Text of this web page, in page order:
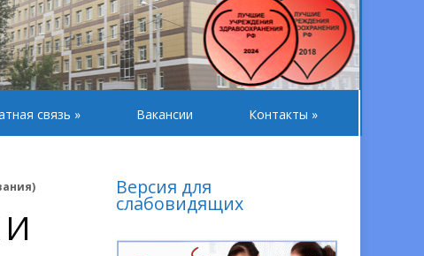
связь » Вакансии Контакты »
Версия для
слабовидящих